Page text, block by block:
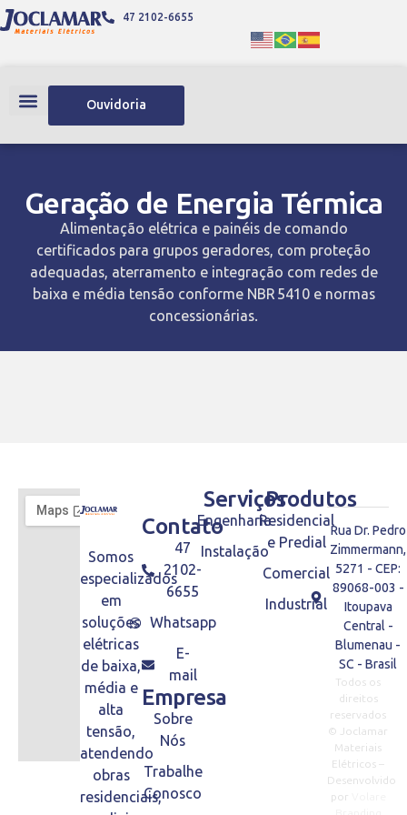
47 2102-6655
Ouvidoria
Geração de Energia Térmica
Alimentação elétrica e painéis de comando
certificados para grupos geradores, com proteção
adequadas, aterramento e integração com redes de
baixa e média tensão conforme NBR 5410 e normas
concessionárias.
Somos
especializados
em
soluções
elétricas
de baixa,
média e
alta
tensão,
atendendo
obras
residenciais,
Contato
47
2102-
6655
Whatsapp
E-
mail
Empresa
Sobre
Nós
Trabalhe
Conosco
Produtos
Residencial
e Predial
Comercial
Industrial
Serviços
Engenharia
Instalação
Rua Dr. Pedro
Zimmermann,
5271 - CEP:
89068-003 -
Itoupava
Central -
Blumenau -
SC - Brasil
Todos os
direitos
reservados
© Joclamar
Materiais
Elétricos –
Desenvolvido
por